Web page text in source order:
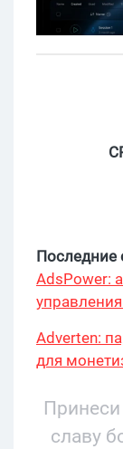
Последние
AdsPower:
Adverten:
для
славу